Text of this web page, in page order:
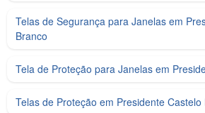
Telas de Segurança para Janelas em
Branco
Tela de Proteção para Janelas em
Telas de Proteção em Presidente Castelo